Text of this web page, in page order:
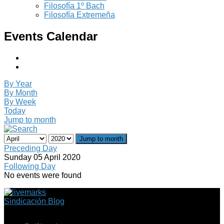
Filosofía 1º Bach
Filosofía Extremeña
Events Calendar
By Year
By Month
By Week
Today
Jump to month
Jump to month
Preceding Day
Sunday 05 April 2020
Following Day
No events were found
Sindicación Blog